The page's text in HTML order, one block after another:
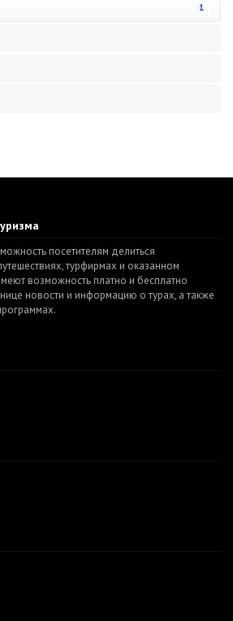
1
посетителям делиться
турфирмах и оказанном
возможность платно и бесплатно
новости и информацию о турах, а также